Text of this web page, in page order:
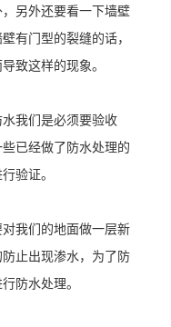
另外还要看一下墙壁
有门型的裂缝的话，
致这样的现象。
我们是必须要验收
已经做了防水处理的
验证。
我们的地面做一层新
止出现渗水，为了防
防水处理。